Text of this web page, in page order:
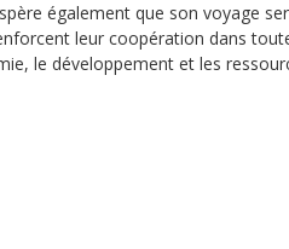
également que son voyage
leur coopération dans
le développement et les